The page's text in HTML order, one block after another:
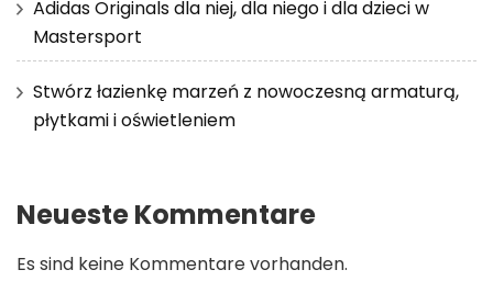
Adidas Originals dla niej, dla niego i dla dzieci w
Mastersport
Stwórz łazienkę marzeń z nowoczesną armaturą,
płytkami i oświetleniem
Neueste Kommentare
Es sind keine Kommentare vorhanden.